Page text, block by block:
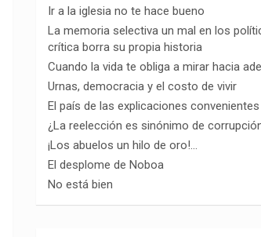
Ir a la iglesia no te hace bueno
La memoria selectiva un mal en los
crítica borra su propia historia
Cuando la vida te obliga a mirar hacia
Urnas, democracia y el costo de vivir
El país de las explicaciones convenientes
¿La reelección es sinónimo de
¡Los abuelos un hilo de oro!…
El desplome de Noboa
No está bien